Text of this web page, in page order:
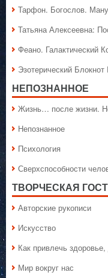
Тарфон. Богослов.
Татьяна Алексеевна:
Феано. Галактический
Эзотерический Блокнот
НЕПОЗНАННОЕ
Жизнь… после жизни.
Непознанное
Психология
Сверхспособности
ТВОРЧЕСКАЯ
Авторские рукописи
Искусство
Как привлечь
Мир вокруг нас